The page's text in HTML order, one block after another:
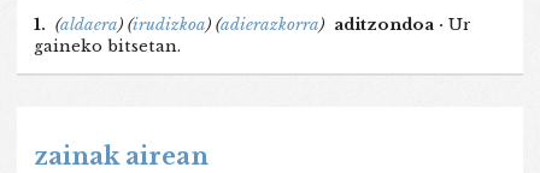
1. (aldaera) (irudizkoa) (adierazkorra) aditzondoa · Ur
gaineko bitsetan.
zainak airean